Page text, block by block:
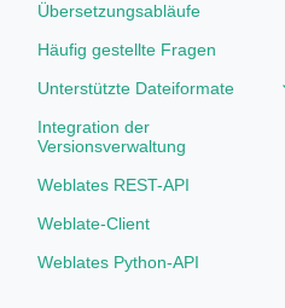
Übersetzungsabläufe
Häufig gestellte Fragen
Unterstützte Dateiformate
Integration der
Versionsverwaltung
Weblates REST-API
Weblate-Client
Weblates Python-API